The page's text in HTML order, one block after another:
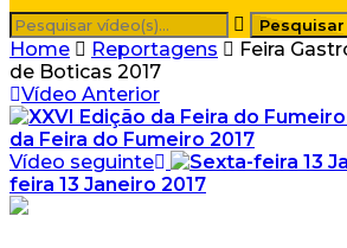
Home Reportagens
Feira
de Boticas 2017
Vídeo Anterior
da Feira do Fumeiro 2017
Vídeo seguinte
feira 13 Janeiro 2017